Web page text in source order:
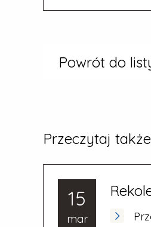
Powrót do
Przeczytaj także
15
mar